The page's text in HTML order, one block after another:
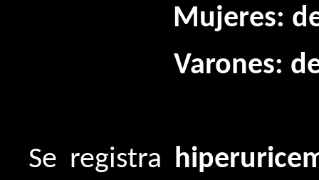
Mujeres:
Varones:
Se registra